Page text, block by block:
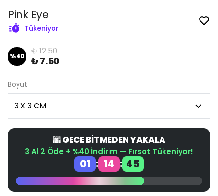
Pink Eye
Tükeniyor
%40 ₺ 12.50
₺ 7.50
Boyut
🌆 GECE BİTMEDEN YAKALA
3 Al 2 Öde + %40 İndirim — Fırsat Tükeniyor!
01 : 14 : 45